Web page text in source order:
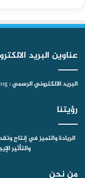
ك
u
e
عناوين البريد
البريد الالكتروني الرسمي : info@redseacenter-rsc.org
رؤيتنا
الريادة والتميز في إنتاج
والتأثير
من نحن